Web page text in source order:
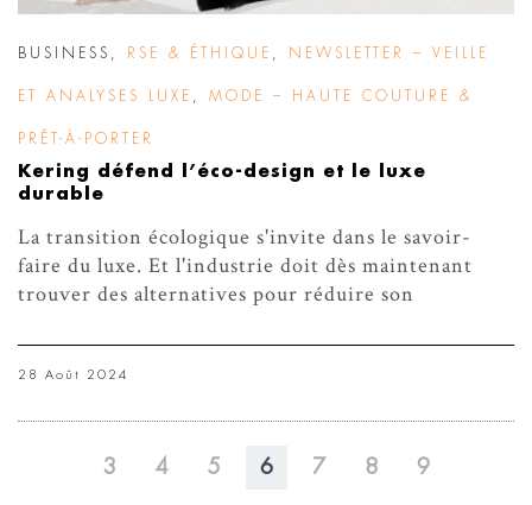
BUSINESS RSE & ÉTHIQUE NEWSLETTER – VEILLE
ET ANALYSES LUXE MODE – HAUTE COUTURE &
PRÊT-À-PORTER
Kering défend l’éco-design et le luxe
durable
La transition écologique s'invite dans le savoir-
faire du luxe. Et l'industrie doit dès maintenant
trouver des alternatives pour réduire son
28 Août 2024
3 4 5 6 7 8 9